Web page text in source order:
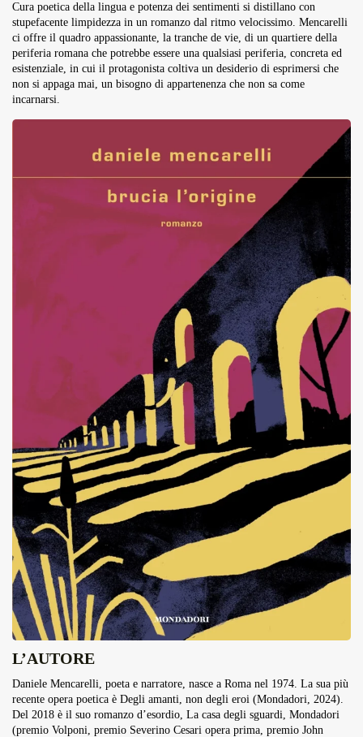
Cura poetica della lingua e potenza dei sentimenti si distillano con
stupefacente limpidezza in un romanzo dal ritmo velocissimo. Mencarelli
ci offre il quadro appassionante, la tranche de vie, di un quartiere della
periferia romana che potrebbe essere una qualsiasi periferia, concreta ed
esistenziale, in cui il protagonista coltiva un desiderio di esprimersi che
non si appaga mai, un bisogno di appartenenza che non sa come
incarnarsi.
L’AUTORE
Daniele Mencarelli, poeta e narratore, nasce a Roma nel 1974. La sua più
recente opera poetica è Degli amanti, non degli eroi (Mondadori, 2024).
Del 2018 è il suo romanzo d’esordio, La casa degli sguardi, Mondadori
(premio Volponi, premio Severino Cesari opera prima, premio John